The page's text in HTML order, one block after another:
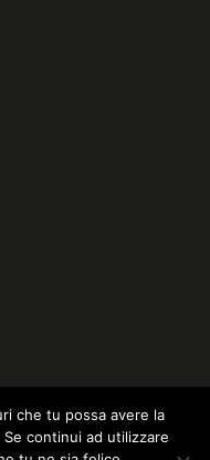
che tu possa avere la
continui ad utilizzare